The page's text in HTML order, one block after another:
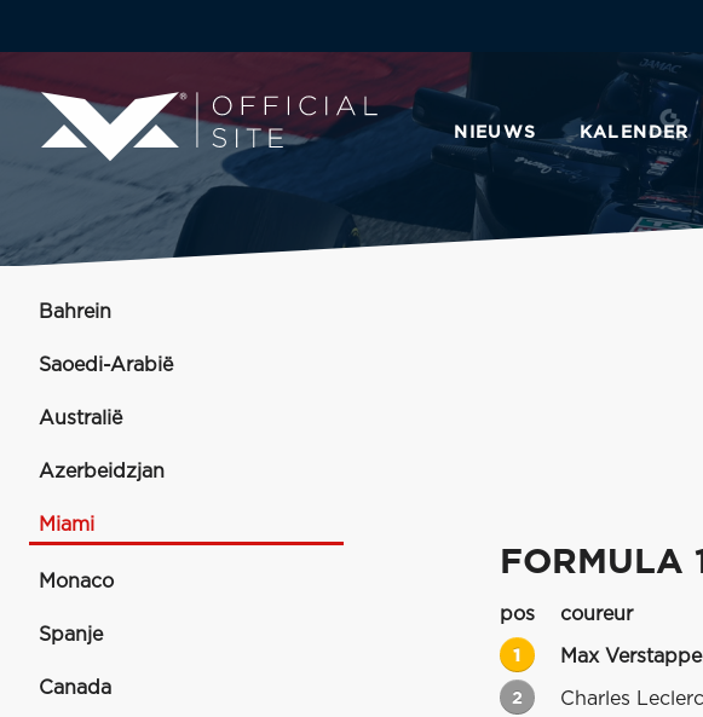
NIEUWS KALENDER
Bahrein
Saoedi-Arabië
Australië
Azerbeidzjan
Miami
Monaco
Spanje
Canada
FORMULA
pos coureur
1 Max
2 Charles Leclerc